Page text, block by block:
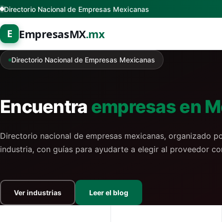
Directorio Nacional de Empresas Mexicanas
E EmpresasMX.mx
Productos
Equipos
General
VER TODOS LOS SERVICIOS
Eventos
Tecnología
Construcción
Niveles
L2 · Índice de sección
L3 · Detalle
Cobertura
CDMX
Contacto
Directorio Nacional de Empresas Mexicanas
Encuentra empresas en
Directorio nacional de empresas mexicanas, organizado
industria, con guías para ayudarte a elegir al proveedor
Ver industrias Leer el blog